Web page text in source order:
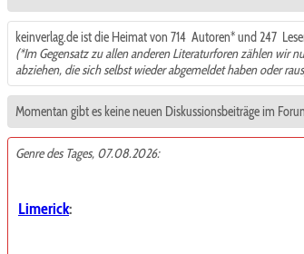
keinverlag.de ist die Heimat von 714 Autoren* und 247
(*Im Gegensatz zu allen anderen Literaturforen zählen wir
abziehen, die sich selbst wieder abgemeldet haben oder
Momentan gibt es keine neuen Diskussionsbeiträge im
Genre des Tages, 07.08.2026:
Limerick: